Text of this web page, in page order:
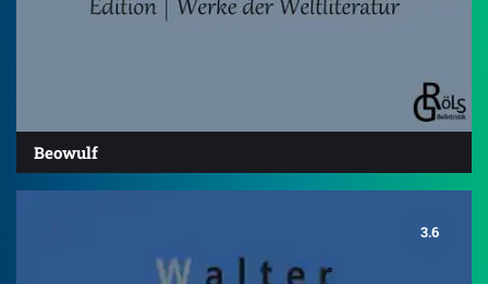
Beowulf
3.6